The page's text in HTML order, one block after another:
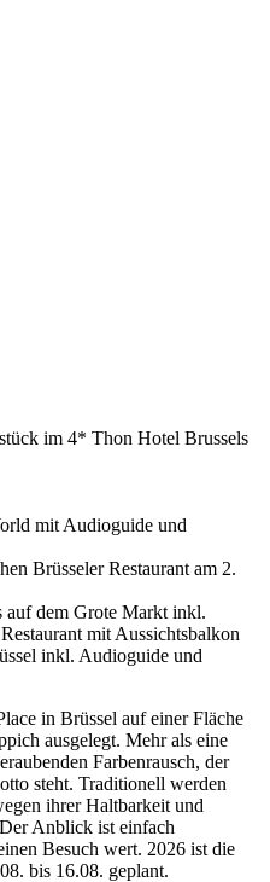
im 4* Thon Hotel Brussels
mit Audioguide und
Brüsseler Restaurant am 2.
auf dem Grote Markt inkl.
mit Aussichtsbalkon
inkl. Audioguide und
in Brüssel auf einer Fläche
ausgelegt. Mehr als eine
Farbenrausch, der
steht. Traditionell werden
ihrer Haltbarkeit und
Anblick ist einfach
Besuch wert. 2026 ist die
bis 16.08. geplant.